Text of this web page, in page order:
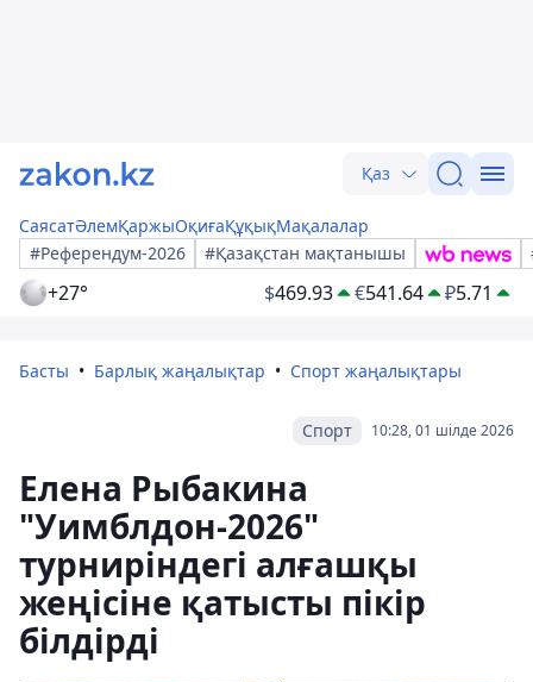
Қаз
СаясатӘлемҚаржыОқиғаҚұқықМақалалар
#Референдум-2026
#Қазақстан мақтанышы
+27° $469.93 €541.64 ₽5.71
Басты Барлық жаңалықтар Спорт жаңалықтары
10:28, 01 шілде 2026
Спорт
Елена Рыбакина
"Уимблдон-2026"
турниріндегі алғашқы
жеңісіне қатысты пікір
білдірді